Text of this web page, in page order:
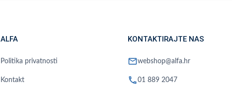
ALFA
Politika privatnosti
Kontakt
KONTAKTIRAJTE NAS
mailwebshop@alfa.hr
phone01 889 2047